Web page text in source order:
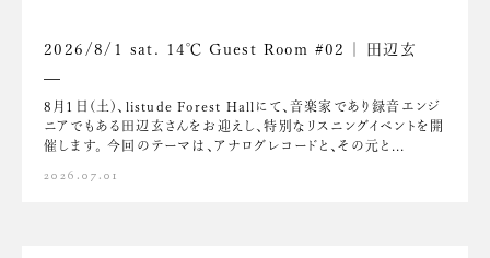
2026/8/1 sat. 14℃ Guest Room #02 ｜ 田辺玄
8月1日(土)、listude Forest Hallにて、音楽家であり録音エンジ
ニアでもある田辺玄さんをお迎えし、特別なリスニングイベントを開
催します。 今回のテーマは、アナログレコードと、その元と...
2026.07.01